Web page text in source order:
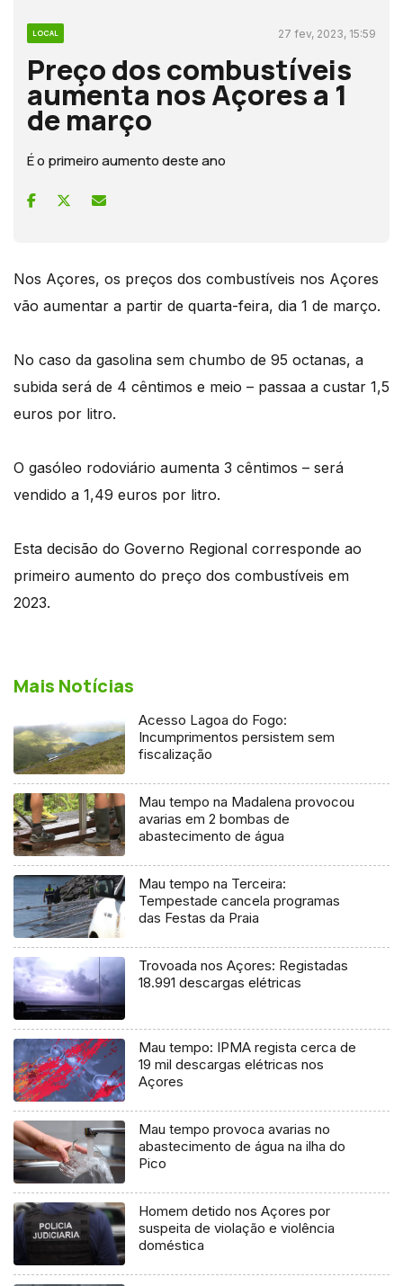
LOCAL 27 fev, 2023, 15:59
Preço dos combustíveis
aumenta nos Açores a 1
de março
É o primeiro aumento deste ano
Nos Açores, os preços dos combustíveis nos Açores
vão aumentar a partir de quarta-feira, dia 1 de março.
No caso da gasolina sem chumbo de 95 octanas, a
subida será de 4 cêntimos e meio – passaa a custar 1,5
euros por litro.
O gasóleo rodoviário aumenta 3 cêntimos – será
vendido a 1,49 euros por litro.
Esta decisão do Governo Regional corresponde ao
primeiro aumento do preço dos combustíveis em
2023.
Mais Notícias
Acesso Lagoa do Fogo:
Incumprimentos persistem sem
fiscalização
Mau tempo na Madalena provocou
avarias em 2 bombas de
abastecimento de água
Mau tempo na Terceira:
Tempestade cancela programas
das Festas da Praia
Trovoada nos Açores: Registadas
18.991 descargas elétricas
Mau tempo: IPMA regista cerca de
19 mil descargas elétricas nos
Açores
Mau tempo provoca avarias no
abastecimento de água na ilha do
Pico
Homem detido nos Açores por
suspeita de violação e violência
doméstica